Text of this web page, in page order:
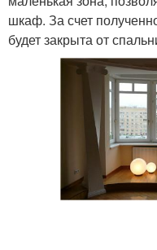
шкаф. За счет
будет закрыта от